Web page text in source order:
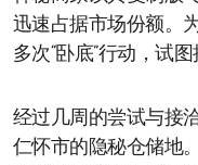
迅速占据市场份额。
多次“卧底”行动，试图
经过几周的尝试与接
仁怀市的隐秘仓储地